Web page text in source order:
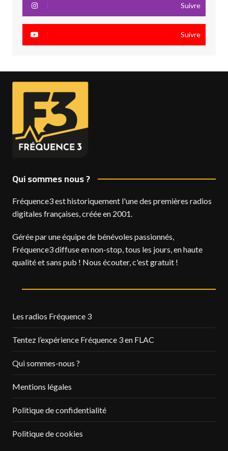
Suivre
Suivre
Qui sommes nous ?
Fréquence3 est historiquement l'une des premières radios
digitales françaises, créée en 2001.
Gérée par une équipe de bénévoles passionnés,
Fréquence3 diffuse en non-stop, tous les jours, en haute
qualité et sans pub ! Nous écouter, c'est gratuit !
Les radios Fréquence 3
Tentez l’expérience Fréquence 3 en FLAC
Qui sommes-nous ?
Mentions légales
Politique de confidentialité
Politique de cookies